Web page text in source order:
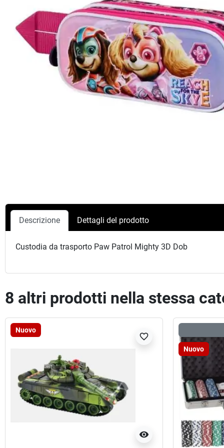
Descrizione Dettagli del prodotto
Custodia da trasporto Paw Patrol Mighty 3D Dob
8 altri prodotti nella stessa
Nuovo
visibility
favorite_border
Nuovo